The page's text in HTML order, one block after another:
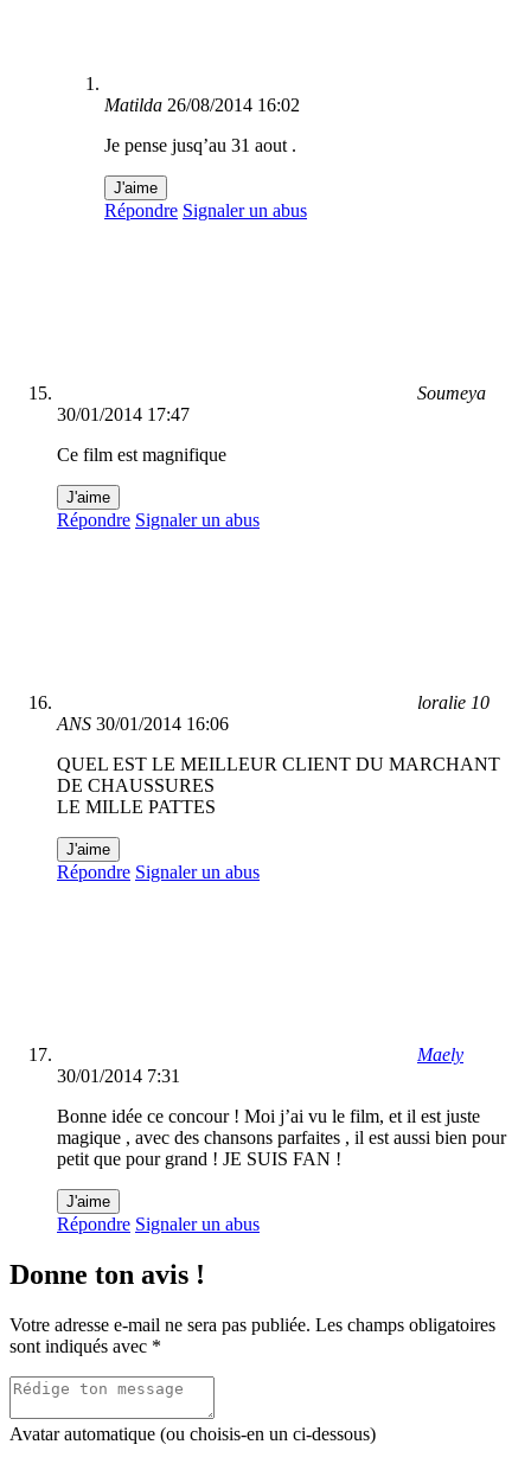
Matilda 26/08/2014 16:02
Je pense jusq’au 31 aout .
J'aime
Répondre Signaler un abus
Soumeya
30/01/2014 17:47
Ce film est magnifique
J'aime
Répondre Signaler un abus
loralie 10
ANS 30/01/2014 16:06
QUEL EST LE MEILLEUR CLIENT DU MARCHANT
DE CHAUSSURES
LE MILLE PATTES
J'aime
Répondre Signaler un abus
Maely
30/01/2014 7:31
Bonne idée ce concour ! Moi j’ai vu le film, et il est juste
magique , avec des chansons parfaites , il est aussi bien pour
petit que pour grand ! JE SUIS FAN !
J'aime
Répondre Signaler un abus
Donne ton avis !
Votre adresse e-mail ne sera pas publiée. Les champs obligatoires
sont indiqués avec *
Avatar automatique (ou choisis-en un ci-dessous)